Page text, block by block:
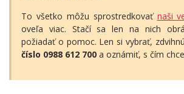
To všetko môžu sprostredkovať naši
oveľa viac. Stačí sa len na nich
požiadať o pomoc. Len si vybrať,
číslo 0988 612 700 a oznámiť, s čím